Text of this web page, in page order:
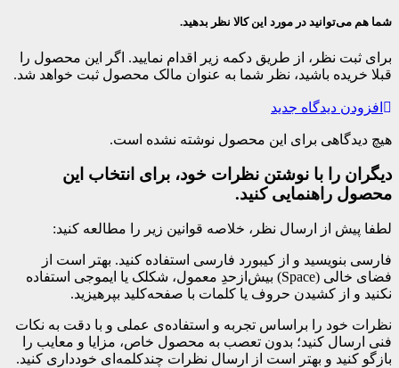
شما هم می‌توانید در مورد این کالا نظر بدهید.
برای ثبت نظر، از طریق دکمه زیر اقدام نمایید. اگر این محصول را
قبلا خریده باشید، نظر شما به عنوان مالک محصول ثبت خواهد شد.
افزودن دیدگاه جدید
هیچ دیدگاهی برای این محصول نوشته نشده است.
دیگران را با نوشتن نظرات خود، برای انتخاب این
محصول راهنمایی کنید.
لطفا پیش از ارسال نظر، خلاصه قوانین زیر را مطالعه کنید:
فارسی بنویسید و از کیبورد فارسی استفاده کنید. بهتر است از
فضای خالی (Space) بیش‌از‌حدِ معمول، شکلک یا ایموجی استفاده
نکنید و از کشیدن حروف یا کلمات با صفحه‌کلید بپرهیزید.
نظرات خود را براساس تجربه و استفاده‌ی عملی و با دقت به نکات
فنی ارسال کنید؛ بدون تعصب به محصول خاص، مزایا و معایب را
بازگو کنید و بهتر است از ارسال نظرات چندکلمه‌‌ای خودداری کنید.